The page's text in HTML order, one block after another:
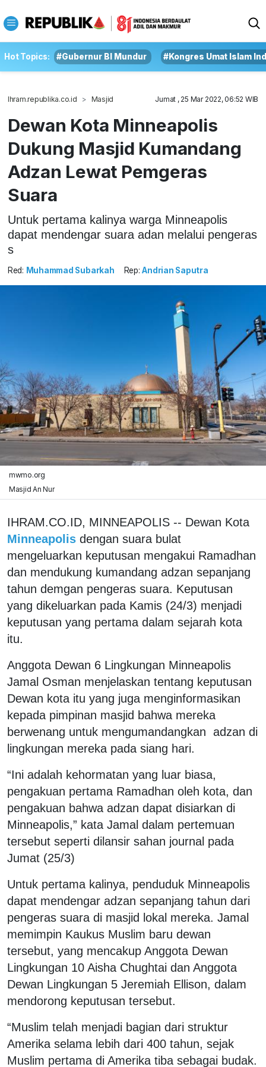
Hot Topics: #Gubernur BI Mundur #Kongres Umat Islam
Ihram.republika.co.id Masjid Jumat , 25 Mar 2022, 06:52 WIB
Dewan Kota Minneapolis
Dukung Masjid Kumandang
Adzan Lewat Pemgeras
Suara
Untuk pertama kalinya warga Minneapolis
dapat mendengar suara adan melalui pengeras
s
Red: Muhammad Subarkah Rep: Andrian Saputra
mwmo.org
Masjid An Nur
IHRAM.CO.ID, MINNEAPOLIS -- Dewan Kota
Minneapolis dengan suara bulat
mengeluarkan keputusan mengakui Ramadhan
dan mendukung kumandang adzan sepanjang
tahun demgan pengeras suara. Keputusan
yang dikeluarkan pada Kamis (24/3) menjadi
keputusan yang pertama dalam sejarah kota
itu.
Anggota Dewan 6 Lingkungan Minneapolis
Jamal Osman menjelaskan tentang keputusan
Dewan kota itu yang juga menginformasikan
kepada pimpinan masjid bahwa mereka
berwenang untuk mengumandangkan adzan di
lingkungan mereka pada siang hari.
“Ini adalah kehormatan yang luar biasa,
pengakuan pertama Ramadhan oleh kota, dan
pengakuan bahwa adzan dapat disiarkan di
Minneapolis,” kata Jamal dalam pertemuan
tersebut seperti dilansir sahan journal pada
Jumat (25/3)
Untuk pertama kalinya, penduduk Minneapolis
dapat mendengar adzan sepanjang tahun dari
pengeras suara di masjid lokal mereka. Jamal
memimpin Kaukus Muslim baru dewan
tersebut, yang mencakup Anggota Dewan
Lingkungan 10 Aisha Chughtai dan Anggota
Dewan Lingkungan 5 Jeremiah Ellison, dalam
mendorong keputusan tersebut.
“Muslim telah menjadi bagian dari struktur
Amerika selama lebih dari 400 tahun, sejak
Muslim pertama di Amerika tiba sebagai budak.